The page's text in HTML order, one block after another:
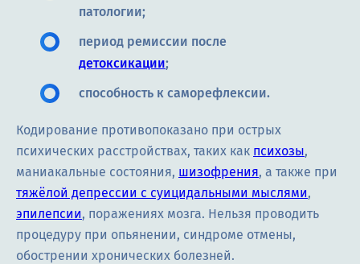
патологии;
период ремиссии после
детоксикации;
способность к саморефлексии.
Кодирование противопоказано при острых
психических расстройствах, таких как психозы,
маниакальные состояния, шизофрения, а также при
тяжёлой депрессии с суицидальными мыслями,
эпилепсии, поражениях мозга. Нельзя проводить
процедуру при опьянении, синдроме отмены,
обострении хронических болезней.